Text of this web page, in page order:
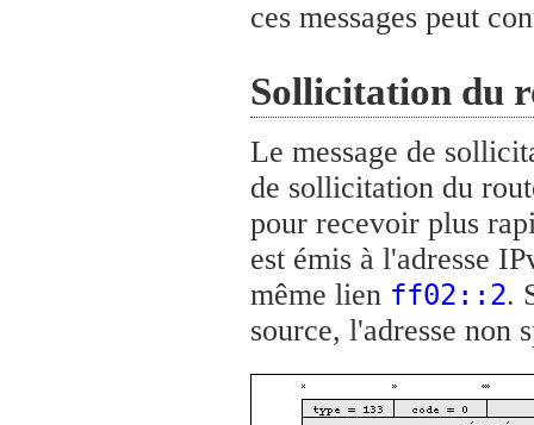
ces messages peut
Sollicitation du
Le message de
de sollicitation du
pour recevoir plus
est émis à l'adresse
même lien ff02::2.
source, l'adresse non